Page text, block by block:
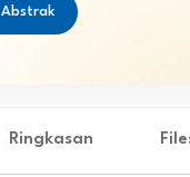
Abstrak
Ringkasan